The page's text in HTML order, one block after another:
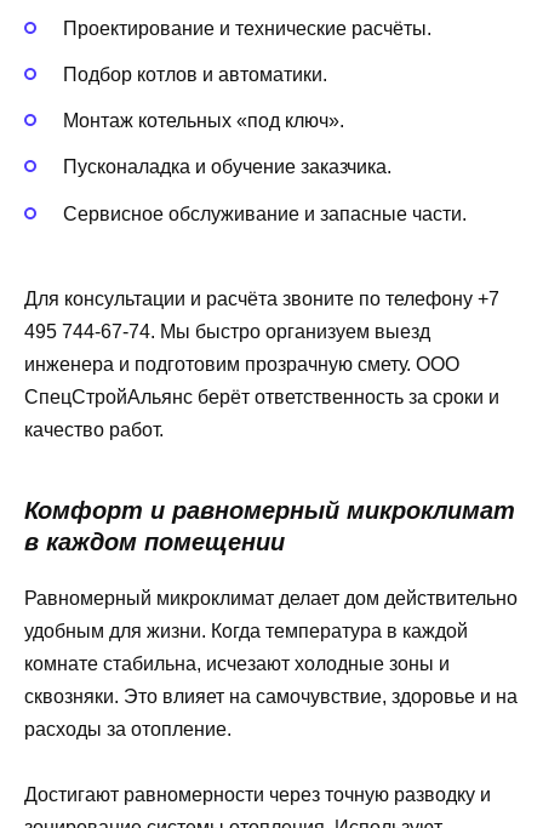
Проектирование и технические расчёты.
Подбор котлов и автоматики.
Монтаж котельных «под ключ».
Пусконаладка и обучение заказчика.
Сервисное обслуживание и запасные части.
Для консультации и расчёта звоните по телефону +7
495 744-67-74. Мы быстро организуем выезд
инженера и подготовим прозрачную смету. ООО
СпецСтройАльянс берёт ответственность за сроки и
качество работ.
Комфорт и равномерный микроклимат
в каждом помещении
Равномерный микроклимат делает дом действительно
удобным для жизни. Когда температура в каждой
комнате стабильна, исчезают холодные зоны и
сквозняки. Это влияет на самочувствие, здоровье и на
расходы за отопление.
Достигают равномерности через точную разводку и